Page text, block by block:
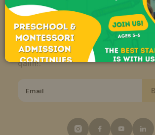
Biz övladınıza tərbiyəvi və
kəşf etməyə, öyrənməyə və
edən müxtəlif proqramlar təqdim
qalın!.
Bumblebee Siyasəti